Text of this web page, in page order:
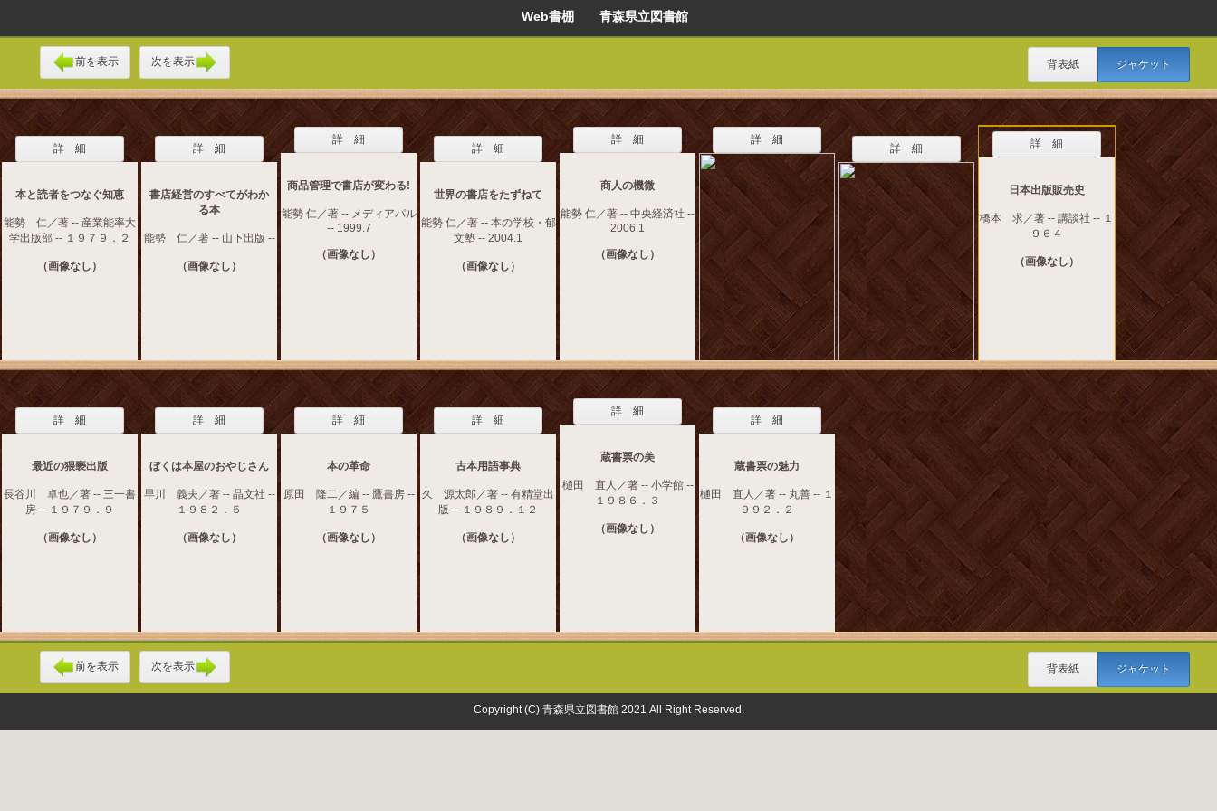
Web書棚 青森県立図書館
前を表示 次を表示 背表紙 ジャケット
詳 細
本と読者をつなぐ知恵
能勢 仁／著 -- 産業能率大
学出版部 -- １９７９．２
（画像なし）
詳 細
書店経営のすべてがわか
る本
能勢 仁／著 -- 山下出版 --
（画像なし）
詳 細
商品管理で書店が変わる!
能勢 仁／著 -- メディアパル
-- 1999.7
（画像なし）
詳 細
世界の書店をたずねて
能勢 仁／著 -- 本の学校・郁
文塾 -- 2004.1
（画像なし）
詳 細
商人の機微
能勢 仁／著 -- 中央経済社 --
2006.1
（画像なし）
詳 細
詳 細 詳 細
日本出版販売史
橋本 求／著 -- 講談社 -- １
９６４
（画像なし）
詳 細
最近の猥褻出版
長谷川 卓也／著 -- 三一書
房 -- １９７９．９
（画像なし）
詳 細
ぼくは本屋のおやじさん
早川 義夫／著 -- 晶文社 --
１９８２．５
（画像なし）
詳 細
本の革命
原田 隆二／編 -- 鷹書房 --
１９７５
（画像なし）
詳 細
古本用語事典
久 源太郎／著 -- 有精堂出
版 -- １９８９．１２
（画像なし）
詳 細
蔵書票の美
樋田 直人／著 -- 小学館 --
１９８６．３
（画像なし）
詳 細
蔵書票の魅力
樋田 直人／著 -- 丸善 -- １
９９２．２
（画像なし）
前を表示 次を表示 背表紙 ジャケット
Copyright (C) 青森県立図書館 2021 All Right Reserved.